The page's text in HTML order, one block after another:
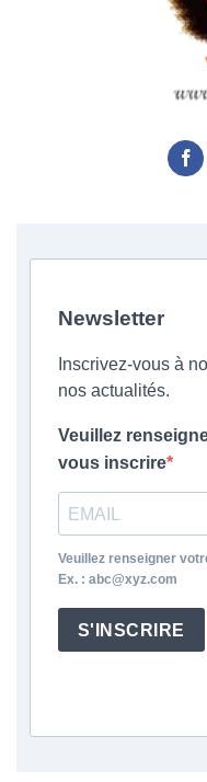
Newsletter
Inscrivez-vous à
nos actualités.
Veuillez
vous inscrire
Veuillez renseigner
Ex. : abc@xyz.com
S'INSCRIRE